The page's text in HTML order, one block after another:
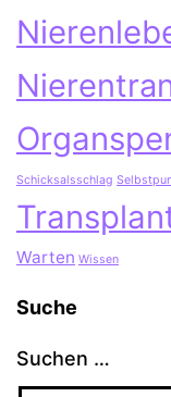
Schicksalsschlag
Warten Wissen
Suche
Suchen …